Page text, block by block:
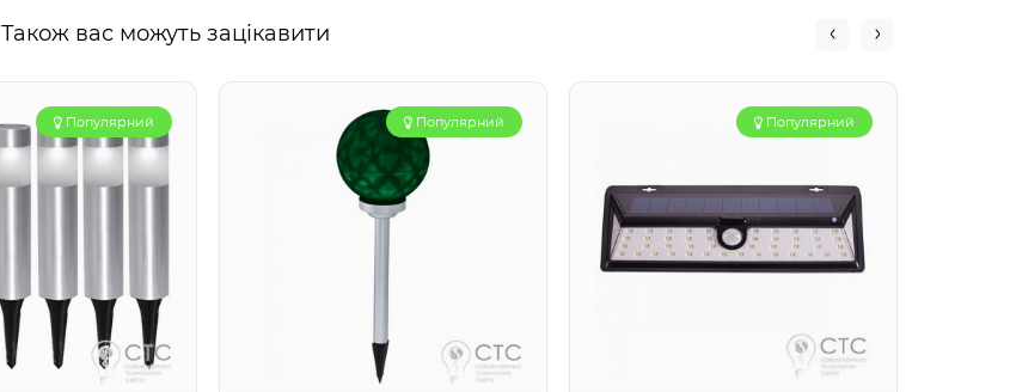
Також вас можуть зацікавити
Популярний Популярний Популярний